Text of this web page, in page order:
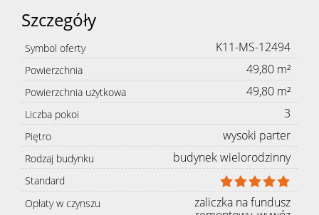
Kontakt
Polityka
Szczegóły
Symbol oferty K11-MS-12494
Powierzchnia 49,80 m²
Powierzchnia użytkowa 49,80 m²
Liczba pokoi 3
Piętro wysoki parter
Rodzaj budynku budynek wielorodzinny
Standard
Opłaty w czynszu
zaliczka na fundusz